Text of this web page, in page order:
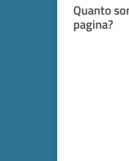
Quanto
pagina?